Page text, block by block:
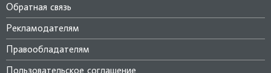
Обратная связь
Рекламодателям
Правообладателям
Пользовательское соглашение